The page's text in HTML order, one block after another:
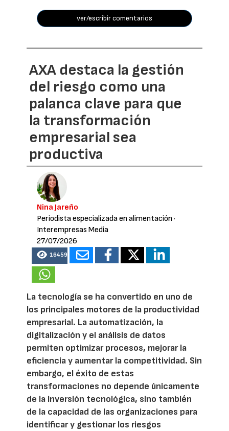
ver/escribir comentarios
AXA destaca la gestión
del riesgo como una
palanca clave para que
la transformación
empresarial sea
productiva
Nina Jareño
Periodista especializada en alimentación ·
Interempresas Media
27/07/2026
16459
La tecnología se ha convertido en uno de
los principales motores de la productividad
empresarial. La automatización, la
digitalización y el análisis de datos
permiten optimizar procesos, mejorar la
eficiencia y aumentar la competitividad. Sin
embargo, el éxito de estas
transformaciones no depende únicamente
de la inversión tecnológica, sino también
de la capacidad de las organizaciones para
identificar y gestionar los riesgos